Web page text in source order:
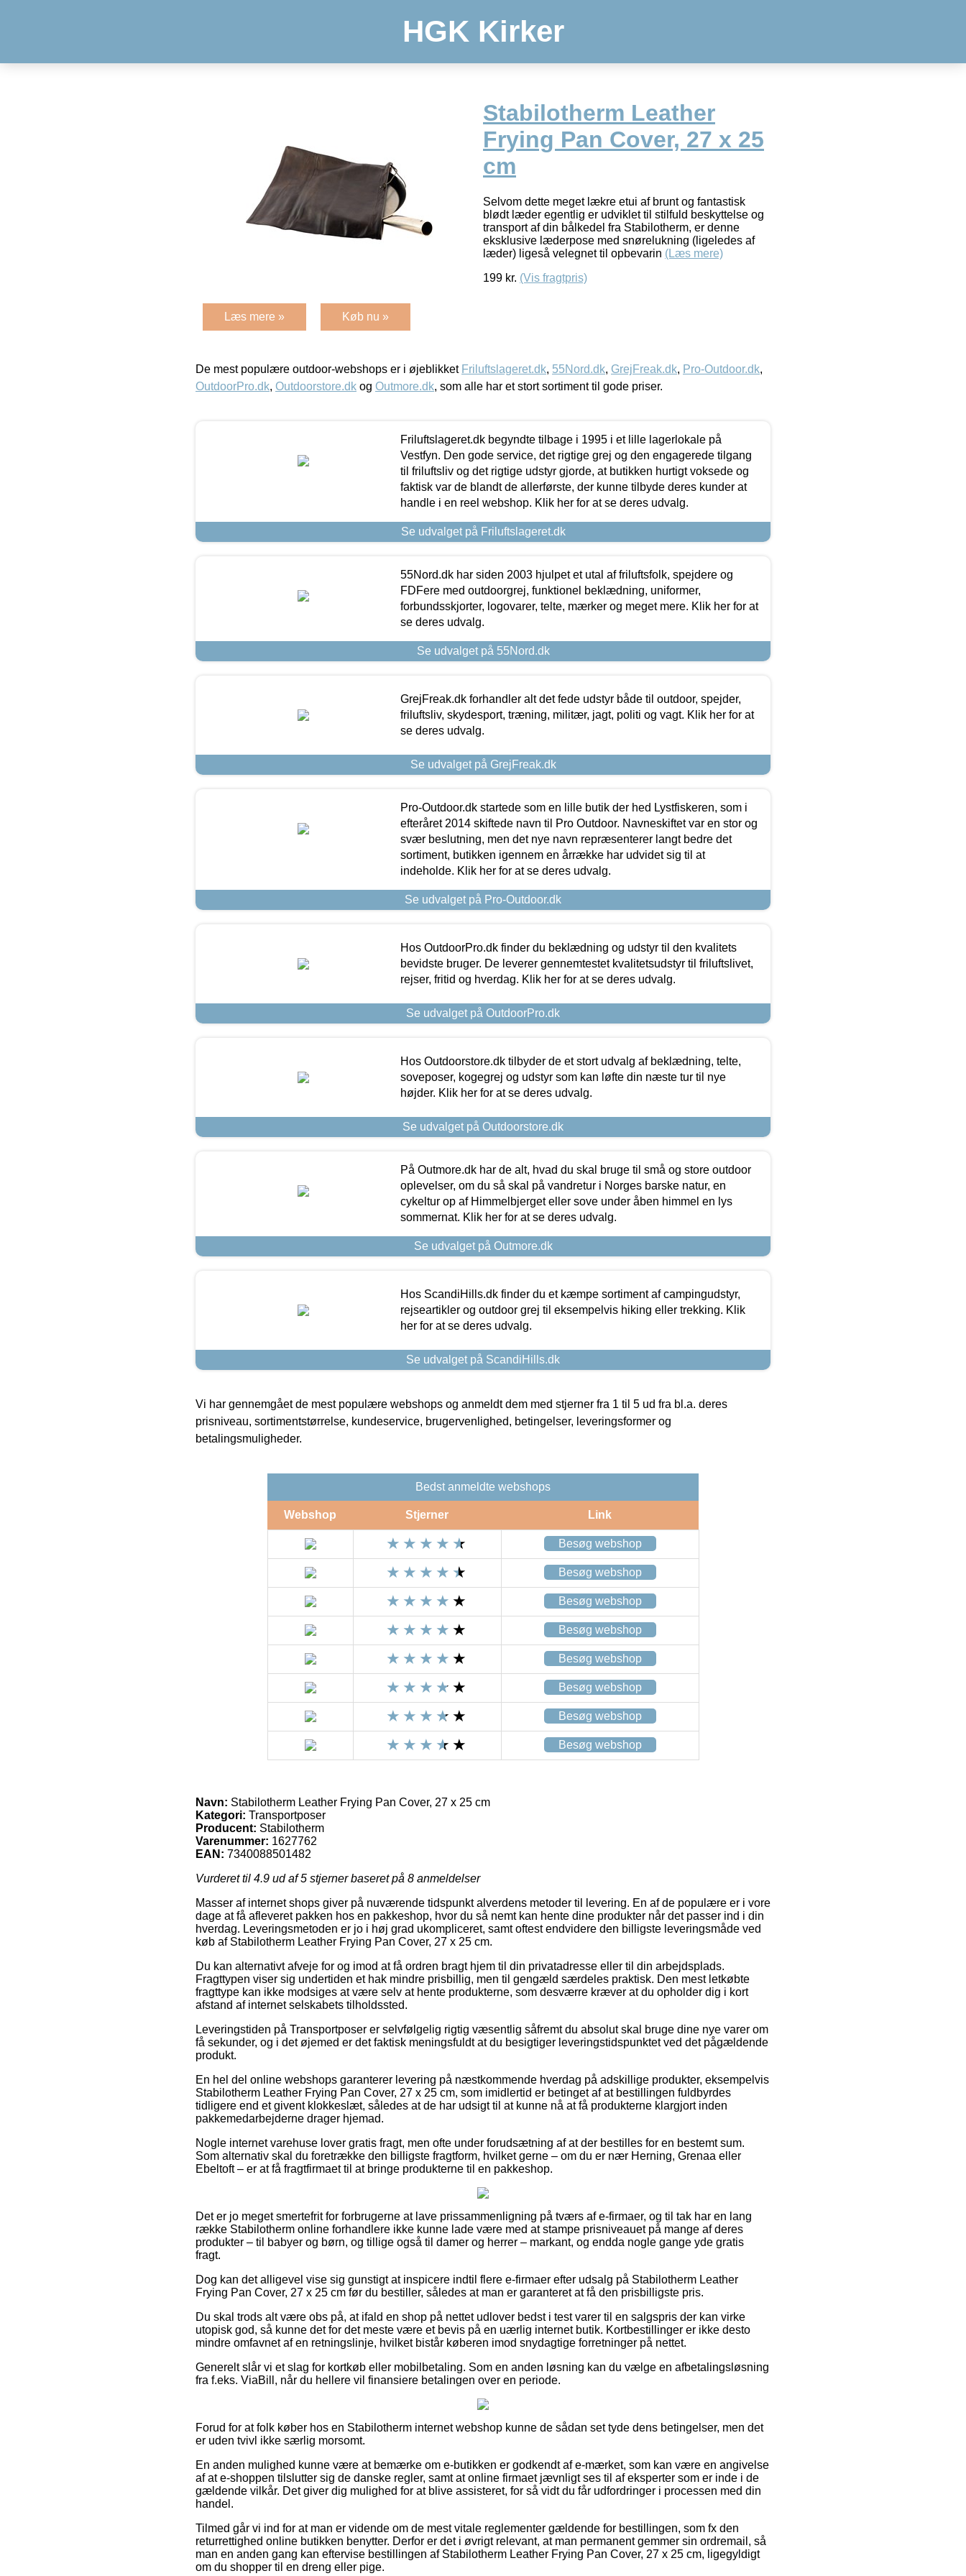
HGK Kirker
Stabilotherm Leather
Frying Pan Cover, 27 x 25
cm
Selvom dette meget lækre etui af brunt og fantastisk
blødt læder egentlig er udviklet til stilfuld beskyttelse og
transport af din bålkedel fra Stabilotherm, er denne
eksklusive læderpose med snørelukning (ligeledes af
læder) ligeså velegnet til opbevarin (Læs mere)
199 kr. (Vis fragtpris)
Læs mere » Køb nu »
De mest populære outdoor-webshops er i øjeblikket Friluftslageret.dk, 55Nord.dk, GrejFreak.dk, Pro-Outdoor.dk,
OutdoorPro.dk, Outdoorstore.dk og Outmore.dk, som alle har et stort sortiment til gode priser.
Friluftslageret.dk begyndte tilbage i 1995 i et lille lagerlokale på
Vestfyn. Den gode service, det rigtige grej og den engagerede tilgang
til friluftsliv og det rigtige udstyr gjorde, at butikken hurtigt voksede og
faktisk var de blandt de allerførste, der kunne tilbyde deres kunder at
handle i en reel webshop. Klik her for at se deres udvalg.
Se udvalget på Friluftslageret.dk
55Nord.dk har siden 2003 hjulpet et utal af friluftsfolk, spejdere og
FDFere med outdoorgrej, funktionel beklædning, uniformer,
forbundsskjorter, logovarer, telte, mærker og meget mere. Klik her for at
se deres udvalg.
Se udvalget på 55Nord.dk
GrejFreak.dk forhandler alt det fede udstyr både til outdoor, spejder,
friluftsliv, skydesport, træning, militær, jagt, politi og vagt. Klik her for at
se deres udvalg.
Se udvalget på GrejFreak.dk
Pro-Outdoor.dk startede som en lille butik der hed Lystfiskeren, som i
efteråret 2014 skiftede navn til Pro Outdoor. Navneskiftet var en stor og
svær beslutning, men det nye navn repræsenterer langt bedre det
sortiment, butikken igennem en årrække har udvidet sig til at
indeholde. Klik her for at se deres udvalg.
Se udvalget på Pro-Outdoor.dk
Hos OutdoorPro.dk finder du beklædning og udstyr til den kvalitets
bevidste bruger. De leverer gennemtestet kvalitetsudstyr til friluftslivet,
rejser, fritid og hverdag. Klik her for at se deres udvalg.
Se udvalget på OutdoorPro.dk
Hos Outdoorstore.dk tilbyder de et stort udvalg af beklædning, telte,
soveposer, kogegrej og udstyr som kan løfte din næste tur til nye
højder. Klik her for at se deres udvalg.
Se udvalget på Outdoorstore.dk
På Outmore.dk har de alt, hvad du skal bruge til små og store outdoor
oplevelser, om du så skal på vandretur i Norges barske natur, en
cykeltur op af Himmelbjerget eller sove under åben himmel en lys
sommernat. Klik her for at se deres udvalg.
Se udvalget på Outmore.dk
Hos ScandiHills.dk finder du et kæmpe sortiment af campingudstyr,
rejseartikler og outdoor grej til eksempelvis hiking eller trekking. Klik
her for at se deres udvalg.
Se udvalget på ScandiHills.dk
Vi har gennemgået de mest populære webshops og anmeldt dem med stjerner fra 1 til 5 ud fra bl.a. deres
prisniveau, sortimentstørrelse, kundeservice, brugervenlighed, betingelser, leveringsformer og
betalingsmuligheder.
Bedst anmeldte webshops
Webshop Stjerner Link
Besøg webshop
Besøg webshop
Besøg webshop
Besøg webshop
Besøg webshop
Besøg webshop
Besøg webshop
Besøg webshop
Navn: Stabilotherm Leather Frying Pan Cover, 27 x 25 cm
Kategori: Transportposer
Producent: Stabilotherm
Varenummer: 1627762
EAN: 7340088501482
Vurderet til 4.9 ud af 5 stjerner baseret på 8 anmeldelser
Masser af internet shops giver på nuværende tidspunkt alverdens metoder til levering. En af de populære er i vore
dage at få afleveret pakken hos en pakkeshop, hvor du så nemt kan hente dine produkter når det passer ind i din
hverdag. Leveringsmetoden er jo i høj grad ukompliceret, samt oftest endvidere den billigste leveringsmåde ved
køb af Stabilotherm Leather Frying Pan Cover, 27 x 25 cm.
Du kan alternativt afveje for og imod at få ordren bragt hjem til din privatadresse eller til din arbejdsplads.
Fragttypen viser sig undertiden et hak mindre prisbillig, men til gengæld særdeles praktisk. Den mest letkøbte
fragttype kan ikke modsiges at være selv at hente produkterne, som desværre kræver at du opholder dig i kort
afstand af internet selskabets tilholdssted.
Leveringstiden på Transportposer er selvfølgelig rigtig væsentlig såfremt du absolut skal bruge dine nye varer om
få sekunder, og i det øjemed er det faktisk meningsfuldt at du besigtiger leveringstidspunktet ved det pågældende
produkt.
En hel del online webshops garanterer levering på næstkommende hverdag på adskillige produkter, eksempelvis
Stabilotherm Leather Frying Pan Cover, 27 x 25 cm, som imidlertid er betinget af at bestillingen fuldbyrdes
tidligere end et givent klokkeslæt, således at de har udsigt til at kunne nå at få produkterne klargjort inden
pakkemedarbejderne drager hjemad.
Nogle internet varehuse lover gratis fragt, men ofte under forudsætning af at der bestilles for en bestemt sum.
Som alternativ skal du foretrække den billigste fragtform, hvilket gerne – om du er nær Herning, Grenaa eller
Ebeltoft – er at få fragtfirmaet til at bringe produkterne til en pakkeshop.
Det er jo meget smertefrit for forbrugerne at lave prissammenligning på tværs af e-firmaer, og til tak har en lang
række Stabilotherm online forhandlere ikke kunne lade være med at stampe prisniveauet på mange af deres
produkter – til babyer og børn, og tillige også til damer og herrer – markant, og endda nogle gange yde gratis
fragt.
Dog kan det alligevel vise sig gunstigt at inspicere indtil flere e-firmaer efter udsalg på Stabilotherm Leather
Frying Pan Cover, 27 x 25 cm før du bestiller, således at man er garanteret at få den prisbilligste pris.
Du skal trods alt være obs på, at ifald en shop på nettet udlover bedst i test varer til en salgspris der kan virke
utopisk god, så kunne det for det meste være et bevis på en uærlig internet butik. Kortbestillinger er ikke desto
mindre omfavnet af en retningslinje, hvilket bistår køberen imod snydagtige forretninger på nettet.
Generelt slår vi et slag for kortkøb eller mobilbetaling. Som en anden løsning kan du vælge en afbetalingsløsning
fra f.eks. ViaBill, når du hellere vil finansiere betalingen over en periode.
Forud for at folk køber hos en Stabilotherm internet webshop kunne de sådan set tyde dens betingelser, men det
er uden tvivl ikke særlig morsomt.
En anden mulighed kunne være at bemærke om e-butikken er godkendt af e-mærket, som kan være en angivelse
af at e-shoppen tilslutter sig de danske regler, samt at online firmaet jævnligt ses til af eksperter som er inde i de
gældende vilkår. Det giver dig mulighed for at blive assisteret, for så vidt du får udfordringer i processen med din
handel.
Tilmed går vi ind for at man er vidende om de mest vitale reglementer gældende for bestillingen, som fx den
returrettighed online butikken benytter. Derfor er det i øvrigt relevant, at man permanent gemmer sin ordremail, så
man en anden gang kan eftervise bestillingen af Stabilotherm Leather Frying Pan Cover, 27 x 25 cm, ligegyldigt
om du shopper til en dreng eller pige.